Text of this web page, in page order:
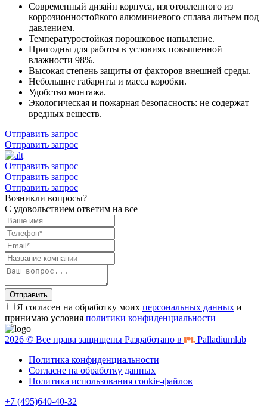
Современный дизайн корпуса, изготовленного из
коррозионностойкого алюминиевого сплава литьем под
давлением.
Температуростойкая порошковое напыление.
Пригодны для работы в условиях повышенной
влажности 98%.
Высокая степень защиты от факторов внешней среды.
Небольшие габариты и масса коробки.
Удобство монтажа.
Экологическая и пожарная безопасность: не содержат
вредных веществ.
Отправить запрос
Отправить запрос
Отправить запрос
Отправить запрос
Отправить запрос
Возникли вопросы?
С удовольствием ответим на все
Отправить
Я согласен на обработку моих персональных данных и
принимаю условия политики конфиденциальности
2026 © Все права защищены Разработано в
Palladiumlab
Политика конфиденциальности
Согласие на обработку данных
Политика использования cookie-файлов
+7 (495)640-40-32